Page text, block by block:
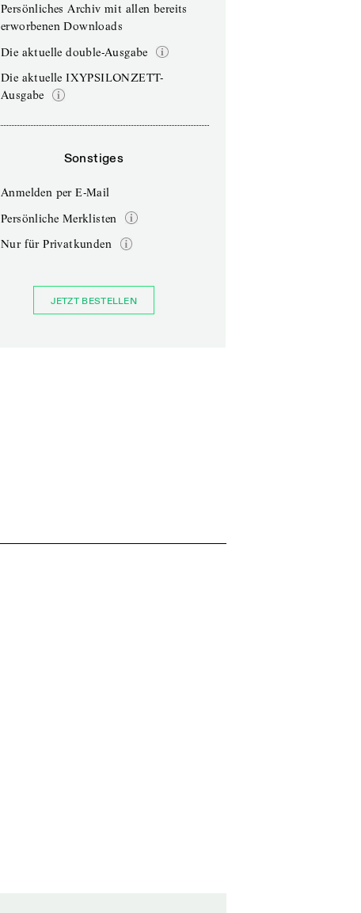
Persönliches Archiv mit allen bereits
erworbenen Downloads
Die aktuelle double-Ausgabe
Die aktuelle IXYPSILONZETT-
Ausgabe
Sonstiges
Anmelden per E-Mail
Persönliche Merklisten
Nur für Privatkunden
JETZT BESTELLEN